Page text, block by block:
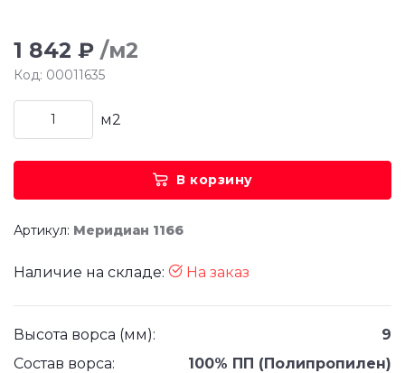
1 842 ₽ /м2
Код: 00011635
м2
В корзину
Артикул: Меридиан 1166
Наличие на складе: На заказ
Высота ворса (мм):
9
Состав ворса:
100% ПП (Полипропилен)